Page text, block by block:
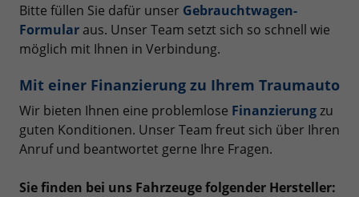
Bitte füllen Sie dafür unser Gebrauchtwagen-
Formular aus. Unser Team setzt sich so schnell wie
möglich mit Ihnen in Verbindung.
Mit einer Finanzierung zu Ihrem Traumauto
Wir bieten Ihnen eine problemlose Finanzierungzu
guten Konditionen. Unser Team freut sich über Ihren
Anruf und beantwortet gerne Ihre Fragen.
Sie finden bei uns Fahrzeuge folgender Hersteller: